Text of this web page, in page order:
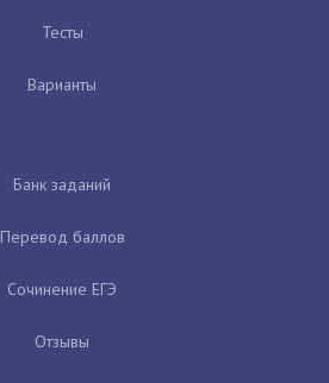
Тесты
Варианты
Банк заданий
Перевод баллов
Сочинение ЕГЭ
Отзывы